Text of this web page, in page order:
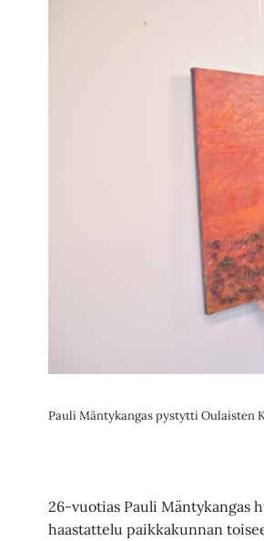
Pauli Mäntykangas pystytti Oulaisten
26-vuotias Pauli Mäntykangas
haastattelu paikkakunnan